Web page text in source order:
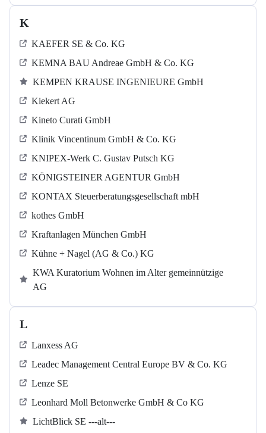
K
KAEFER SE & Co. KG
KEMNA BAU Andreae GmbH & Co. KG
KEMPEN KRAUSE INGENIEURE GmbH
Kiekert AG
Kineto Curati GmbH
Klinik Vincentinum GmbH & Co. KG
KNIPEX-Werk C. Gustav Putsch KG
KÖNIGSTEINER AGENTUR GmbH
KONTAX Steuerberatungsgesellschaft mbH
kothes GmbH
Kraftanlagen München GmbH
Kühne + Nagel (AG & Co.) KG
KWA Kuratorium Wohnen im Alter gemeinnützige
AG
L
Lanxess AG
Leadec Management Central Europe BV & Co. KG
Lenze SE
Leonhard Moll Betonwerke GmbH & Co KG
LichtBlick SE ---alt---